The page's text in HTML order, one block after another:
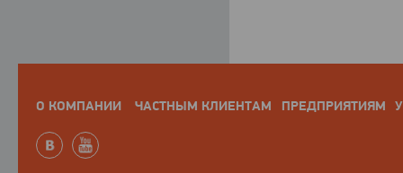
О КОМПАНИИ ЧАСТНЫМ КЛИЕНТАМ ПРЕДПРИЯТИЯМ